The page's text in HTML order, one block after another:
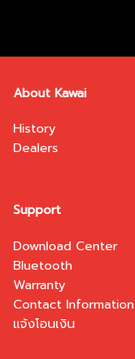
About Kawai
History
Dealers
Support
Download Center
Bluetooth
Warranty
Contact Information
แจ้งโอนเงิน